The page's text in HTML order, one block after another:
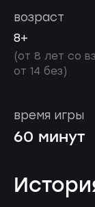
возраст
8+
(от 8 лет со
от 14 без)
время игры
60 минут